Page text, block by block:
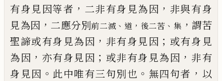
有身見因等者 ， 二非有身見為因 ， 非與有身
見為因 ， 二應分別前二滅 、 道 ， 後二苦 、 集 ，謂苦
聖諦或有身 見為因 ， 非有身見因 ； 或有身見
為因 ， 亦有身 見因 ； 或非有身見為因 ， 非有
身見因 。 此中唯有三句別也 。 無四句者 ， 以